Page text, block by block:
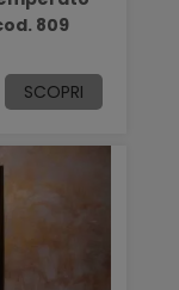
809
SCOPRI